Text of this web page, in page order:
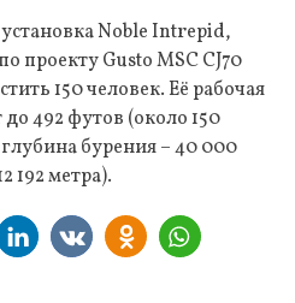
Noble Intrepid,
проекту Gusto MSC CJ70
150 человек. Её рабочая
492 футов (около 150
бурения – 40 000
192 метра).